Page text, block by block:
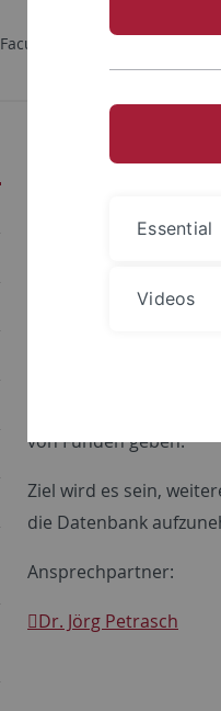
Faculty of Humanities
Urgeschichte und
Studierenden und
Kurzbeschreibungen
von Funden geben.
Ziel wird es sein,
die Datenbank
Ansprechpartner:
Dr. Jörg Petrasch
Essential
Videos